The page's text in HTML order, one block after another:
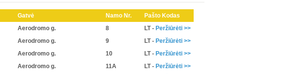
Gatvė Namo Nr.
Pašto Kodas
Aerodromo g. 8 LT- Peržiūrėti >>
Aerodromo g. 9 LT- Peržiūrėti >>
Aerodromo g. 10 LT- Peržiūrėti >>
Aerodromo g. 11A LT- Peržiūrėti >>